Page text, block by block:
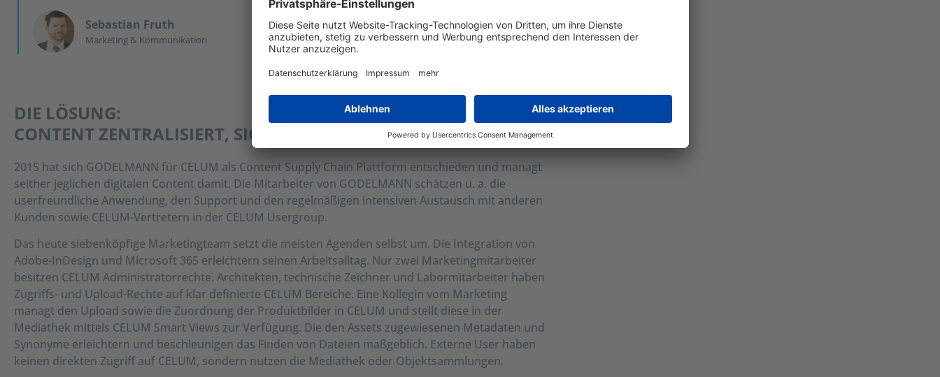
Sebastian Fruth
Marketing & Kommunikation
DIE LÖSUNG:
CONTENT ZENTRALISIERT, SICHER & ZUGÄNGLICH
2015 hat sich GODELMANN für CELUM als Content Supply Chain Plattform entschieden und managt
seither jeglichen digitalen Content damit. Die Mitarbeiter von GODELMANN schätzen u. a. die
userfreundliche Anwendung, den Support und den regelmäßigen intensiven Austausch mit anderen
Kunden sowie CELUM-Vertretern in der CELUM Usergroup.
Das heute siebenköpfige Marketingteam setzt die meisten Agenden selbst um. Die Integration von
Adobe-InDesign und Microsoft 365 erleichtern seinen Arbeitsalltag. Nur zwei Marketingmitarbeiter
besitzen CELUM Administratorrechte. Architekten, technische Zeichner und Labormitarbeiter haben
Zugriffs- und Upload-Rechte auf klar definierte CELUM Bereiche. Eine Kollegin vom Marketing
managt den Upload sowie die Zuordnung der Produktbilder in CELUM und stellt diese in der
Mediathek mittels CELUM Smart Views zur Verfügung. Die den Assets zugewiesenen Metadaten und
Synonyme erleichtern und beschleunigen das Finden von Dateien maßgeblich. Externe User haben
keinen direkten Zugriff auf CELUM, sondern nutzen die Mediathek oder Objektsammlungen.